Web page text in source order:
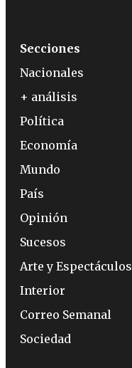
Secciones
Nacionales
+ análisis
Política
Economía
Mundo
País
Opinión
Sucesos
Arte y Espectáculos
Interior
Correo Semanal
Sociedad